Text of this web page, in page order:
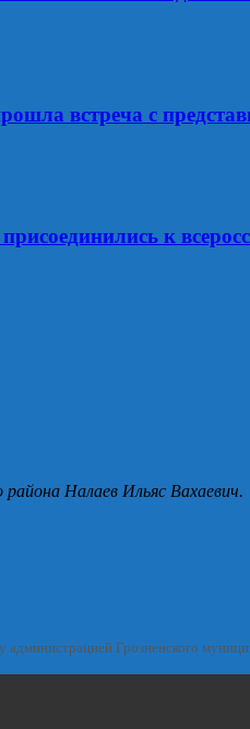
встреча с
к
района Налаев Ильяс Вахаевич.
администрацией Грозненского